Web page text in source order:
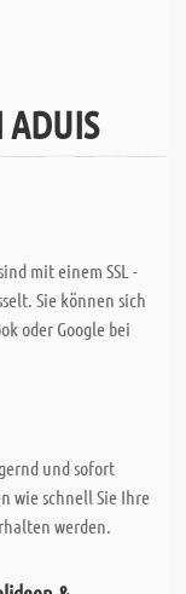
ADUIS
mit einem SSL -
Sie können sich
oder Google bei
und sofort
wie schnell Sie Ihre
werden.